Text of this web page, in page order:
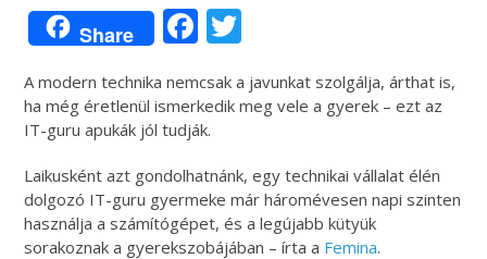
Share Facebook
A modern technika nemcsak a javunkat szolgálja, árthat is,
ha még éretlenül ismerkedik meg vele a gyerek – ezt az
IT-guru apukák jól tudják.
Laikusként azt gondolhatnánk, egy technikai vállalat élén
dolgozó IT-guru gyermeke már háromévesen napi szinten
használja a számítógépet, és a legújabb kütyük
sorakoznak a gyerekszobájában – írta a Femina.